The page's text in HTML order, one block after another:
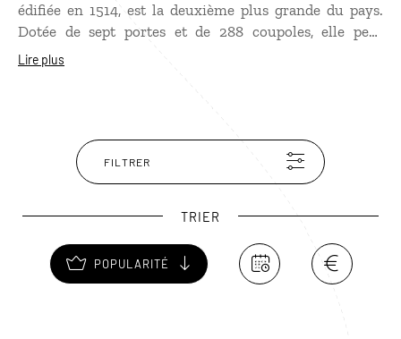
édifiée en 1514, est la deuxième plus grande du pays.
Dotée de sept portes et de 288 coupoles, elle peut
accueillir jusqu’à 10 000 fidèles. Les céramiques
Gengis Khan ! On l’appelle aussi “tour de la mort” :
jusqu’en 1884, on précipitait les criminels et les épouses
infidèles du haut de son toit… En face se dresse
sous l’ère soviétique à dispenser un enseignement
religieux.
Lire plus
FILTRER
TRIER
POPULARITÉ